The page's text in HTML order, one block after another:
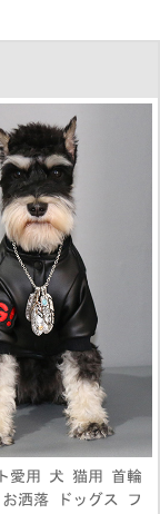
愛用 犬 猫用 首輪
洒落 ドッグス フ